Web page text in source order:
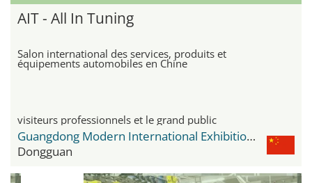
AIT - All In Tuning
Salon international des services, produits et
équipements automobiles en Chine
visiteurs professionnels et le grand public
Guangdong Modern International Exhibition Center - GDE
Dongguan